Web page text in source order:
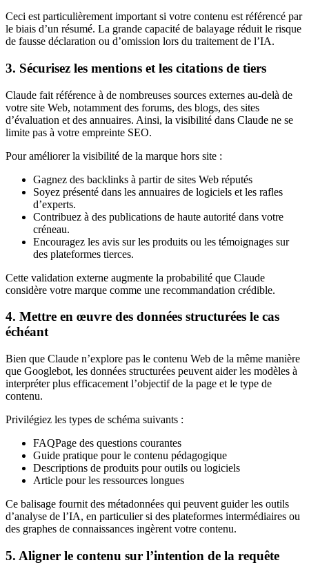
Ceci est particulièrement important si votre contenu est référencé par
le biais d’un résumé. La grande capacité de balayage réduit le risque
de fausse déclaration ou d’omission lors du traitement de l’IA.
3. Sécurisez les mentions et les citations de tiers
Claude fait référence à de nombreuses sources externes au-delà de
votre site Web, notamment des forums, des blogs, des sites
d’évaluation et des annuaires. Ainsi, la visibilité dans Claude ne se
limite pas à votre empreinte SEO.
Pour améliorer la visibilité de la marque hors site :
Gagnez des backlinks à partir de sites Web réputés
Soyez présenté dans les annuaires de logiciels et les rafles
d’experts.
Contribuez à des publications de haute autorité dans votre
créneau.
Encouragez les avis sur les produits ou les témoignages sur
des plateformes tierces.
Cette validation externe augmente la probabilité que Claude
considère votre marque comme une recommandation crédible.
4. Mettre en œuvre des données structurées le cas
échéant
Bien que Claude n’explore pas le contenu Web de la même manière
que Googlebot, les données structurées peuvent aider les modèles à
interpréter plus efficacement l’objectif de la page et le type de
contenu.
Privilégiez les types de schéma suivants :
FAQPage des questions courantes
Guide pratique pour le contenu pédagogique
Descriptions de produits pour outils ou logiciels
Article pour les ressources longues
Ce balisage fournit des métadonnées qui peuvent guider les outils
d’analyse de l’IA, en particulier si des plateformes intermédiaires ou
des graphes de connaissances ingèrent votre contenu.
5. Aligner le contenu sur l’intention de la requête